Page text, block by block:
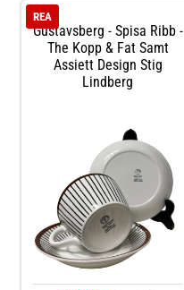
leverantör. Hos glasprinsen är
dessa varor just Vintage dvs alltid
äldre fin kvalitet som vi säljer.
Gustavsberg - Spisa Ribb -
The Kopp & Fat Samt
Assiett Design Stig
Lindberg
REA